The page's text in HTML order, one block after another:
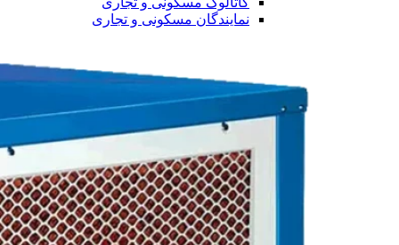
نمایندگان مسکونی و تجاری